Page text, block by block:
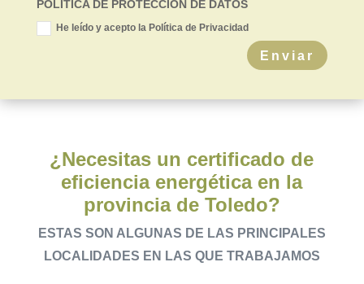
POLÍTICA DE PROTECCIÓN DE DATOS
He leído y acepto la Política de Privacidad
Enviar
¿Necesitas un certificado de
eficiencia energética en la
provincia de Toledo?
ESTAS SON ALGUNAS DE LAS PRINCIPALES
LOCALIDADES EN LAS QUE TRABAJAMOS